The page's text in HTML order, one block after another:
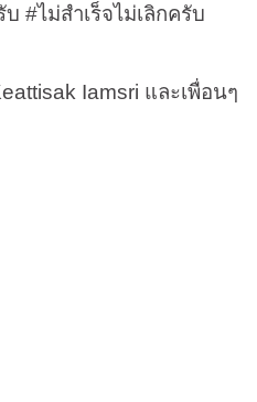
บ #ไม่สำเร็จไม่เลิกครับ
Iamsri และเพื่อนๆ